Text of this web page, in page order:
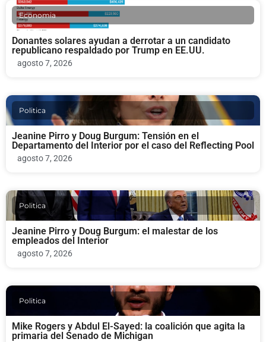
Economia
Donantes solares ayudan a derrotar a un candidato
republicano respaldado por Trump en EE.UU.
agosto 7, 2026
Politica
Jeanine Pirro y Doug Burgum: Tensión en el
Departamento del Interior por el caso del Reflecting Pool
agosto 7, 2026
Politica
Jeanine Pirro y Doug Burgum: el malestar de los
empleados del Interior
agosto 7, 2026
Politica
Mike Rogers y Abdul El-Sayed: la coalición que agita la
primaria del Senado de Michigan